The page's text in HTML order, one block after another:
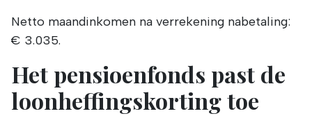
Netto maandinkomen na verrekening nabetaling:
€ 3.035.
Het pensioenfonds past de
loonheffingskorting toe